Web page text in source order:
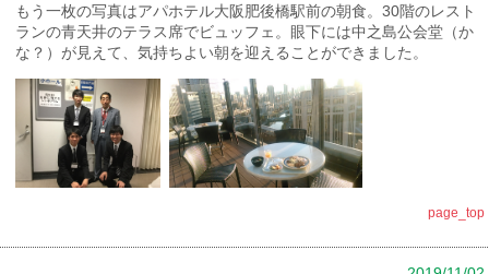
もう一枚の写真はアパホテル大阪肥後橋駅前の朝食。30階のレスト
ランの青天井のテラス席でビュッフェ。眼下には中之島公会堂（か
な？）が見えて、気持ちよい朝を迎えることができました。
page_top